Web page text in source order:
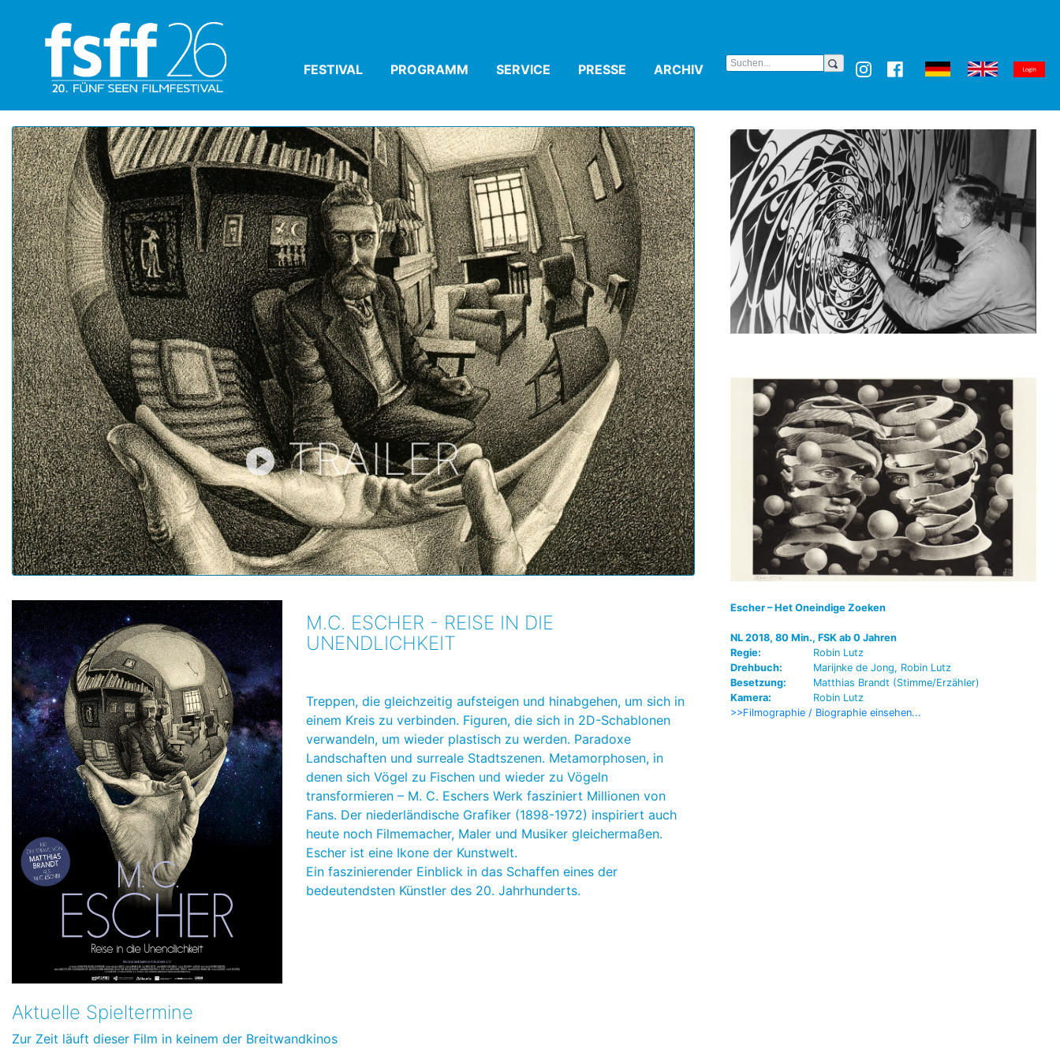
FESTIVAL(CURRENT)
PROGRAMM (CURRENT)
SERVICE (CURRENT)
PRESSE (CURRENT)
ARCHIV (CURRENT)
TRAILER
M.C. ESCHER - REISE IN DIE
UNENDLICHKEIT
Treppen, die gleichzeitig aufsteigen und hinabgehen, um sich in
einem Kreis zu verbinden. Figuren, die sich in 2D-Schablonen
verwandeln, um wieder plastisch zu werden. Paradoxe
Landschaften und surreale Stadtszenen. Metamorphosen, in
denen sich Vögel zu Fischen und wieder zu Vögeln
transformieren – M. C. Eschers Werk fasziniert Millionen von
Fans. Der niederländische Grafiker (1898-1972) inspiriert auch
heute noch Filmemacher, Maler und Musiker gleichermaßen.
Escher ist eine Ikone der Kunstwelt.
Ein faszinierender Einblick in das Schaffen eines der
bedeutendsten Künstler des 20. Jahrhunderts.
Aktuelle Spieltermine
Zur Zeit läuft dieser Film in keinem der Breitwandkinos
Escher – Het Oneindige Zoeken
NL 2018, 80 Min., FSK ab 0 Jahren
Regie:
Robin Lutz
Drehbuch:
Marijnke de Jong, Robin Lutz
Besetzung:
Matthias Brandt (Stimme/Erzähler)
Kamera:
Robin Lutz
>>Filmographie / Biographie einsehen...